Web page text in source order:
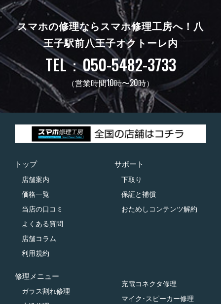
スマホの修理ならスマホ修理工房へ！ 八
王子駅前八王子オクトーレ内
TEL：050-5482-3733
（営業時間10時〜20時）
トップ
店舗案内
価格一覧
当店の口コミ
よくある質問
店舗コラム
利用規約
サポート
下取り
保証と補償
おためしコンテンツ解約
修理メニュー
ガラス割れ修理
充電コネクタ修理
マイク･スピーカー修理